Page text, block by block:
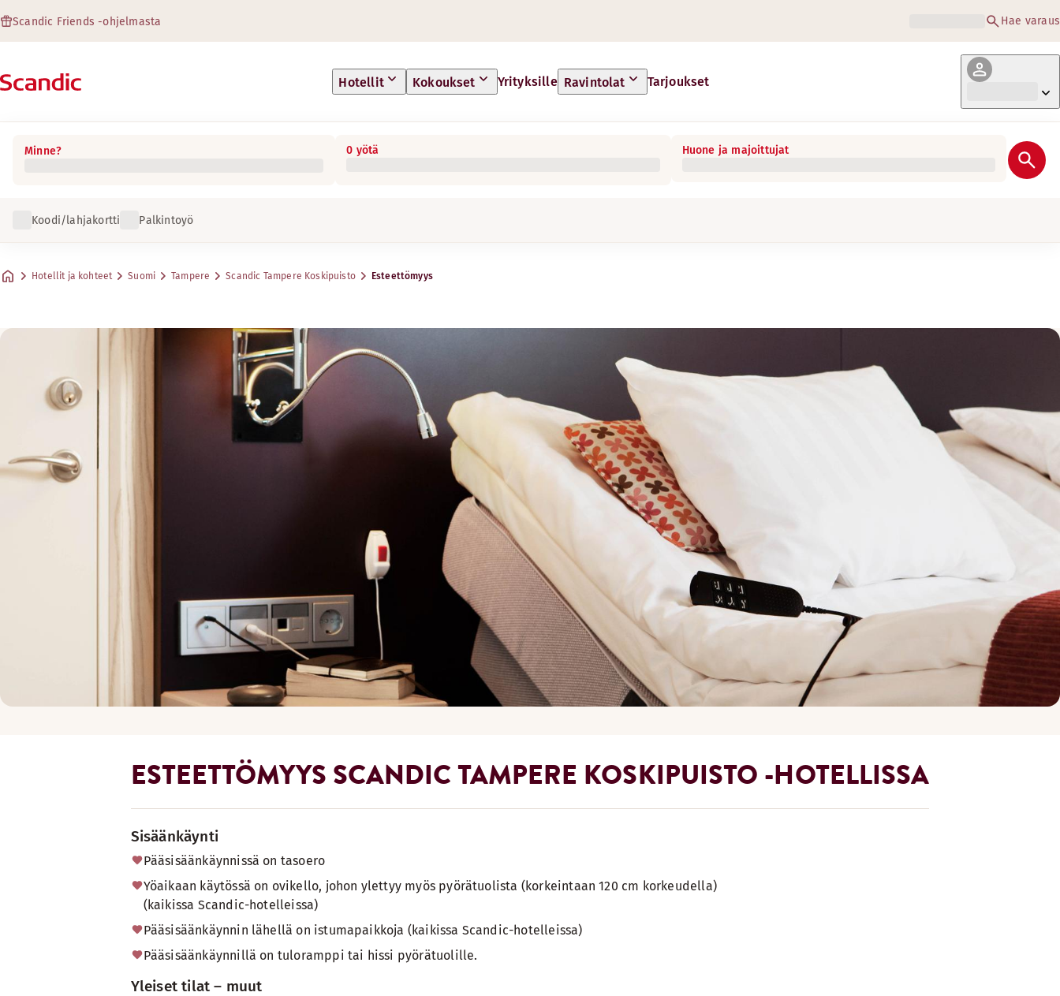
Scandic Friends -ohjelmasta Hae varaus
Hotellit Kokoukset Yrityksille Ravintolat Tarjoukset
Minne? 0 yötä Huone ja majoittujat
Koodi/lahjakortti Palkintoyö
Hotellit ja kohteet Suomi Tampere Scandic Tampere Koskipuisto Esteettömyys
ESTEETTÖMYYS SCANDIC TAMPERE KOSKIPUISTO -HOTELLISSA
Sisäänkäynti
Pääsisäänkäynnissä on tasoero
Yöaikaan käytössä on ovikello, johon ylettyy myös pyörätuolista (korkeintaan 120 cm korkeudella)
(kaikissa Scandic-hotelleissa)
Pääsisäänkäynnin lähellä on istumapaikkoja (kaikissa Scandic-hotelleissa)
Pääsisäänkäynnillä on tuloramppi tai hissi pyörätuolille.
Yleiset tilat – muut